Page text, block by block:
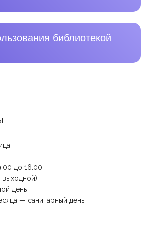
библиотекой
до 16:00
выходной)
день
— санитарный день